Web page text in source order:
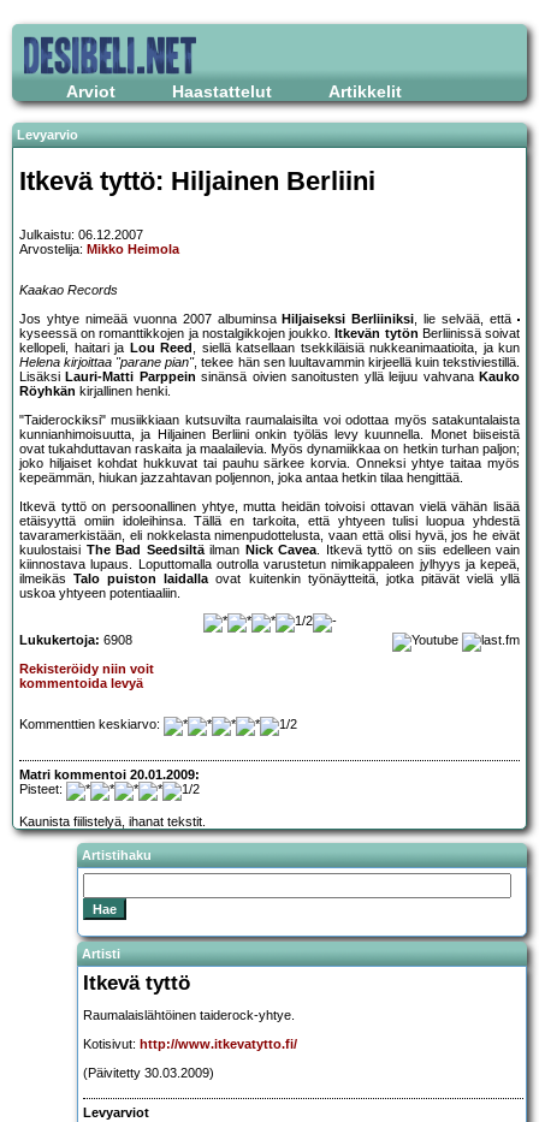
Arviot Haastattelut Artikkelit
Levyarvio
Itkevä tyttö: Hiljainen Berliini
Julkaistu: 06.12.2007
Arvostelija: Mikko Heimola
Kaakao Records
Jos yhtye nimeää vuonna 2007 albuminsa Hiljaiseksi Berliiniksi, lie selvää, että
kyseessä on romanttikkojen ja nostalgikkojen joukko. Itkevän tytön Berliinissä soivat
kellopeli, haitari ja Lou Reed , siellä katsellaan tsekkiläisiä nukkeanimaatioita, ja kun
Helena kirjoittaa "parane pian", tekee hän sen luultavammin kirjeellä kuin tekstiviestillä.
Lisäksi Lauri-Matti Parppein sinänsä oivien sanoitusten yllä leijuu vahvana Kauko
Röyhkän kirjallinen henki.
"Taiderockiksi" musiikkiaan kutsuvilta raumalaisilta voi odottaa myös satakuntalaista
kunnianhimoisuutta, ja Hiljainen Berliini onkin työläs levy kuunnella. Monet biiseistä
ovat tukahduttavan raskaita ja maalailevia. Myös dynamiikkaa on hetkin turhan paljon;
joko hiljaiset kohdat hukkuvat tai pauhu särkee korvia. Onneksi yhtye taitaa myös
kepeämmän, hiukan jazzahtavan poljennon, joka antaa hetkin tilaa hengittää.
Itkevä tyttö on persoonallinen yhtye, mutta heidän toivoisi ottavan vielä vähän lisää
etäisyyttä omiin idoleihinsa. Tällä en tarkoita, että yhtyeen tulisi luopua yhdestä
tavaramerkistään, eli nokkelasta nimenpudottelusta, vaan että olisi hyvä, jos he eivät
kuulostaisi The Bad Seedsiltäilman Nick Cavea. Itkevä tyttö on siis edelleen vain
kiinnostava lupaus. Loputtomalla outrolla varustetun nimikappaleen jylhyys ja kepeä,
ilmeikäsTalo puiston laidallaovat kuitenkin työnäytteitä, jotka pitävät vielä yllä
uskoa yhtyeen potentiaaliin.
Lukukertoja: 6908
Rekisteröidy niin voit
kommentoida levyä
Kommenttien keskiarvo:
Matri kommentoi 20.01.2009:
Pisteet:
Kaunista fiilistelyä, ihanat tekstit.
Artistihaku
Artisti
Itkevä tyttö
Raumalaislähtöinen taiderock-yhtye.
Kotisivut: http://www.itkevatytto.fi/
(Päivitetty 30.03.2009)
Levyarviot